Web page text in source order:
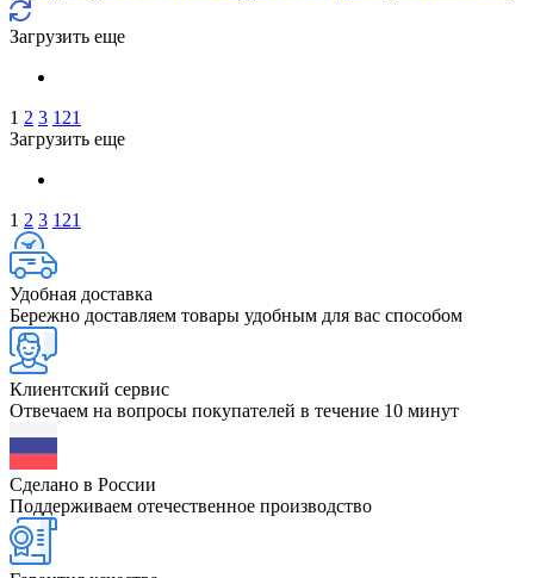
Загрузить еще
1 2 3 121
Загрузить еще
1 2 3 121
Удобная доставка
Бережно доставляем товары удобным для вас способом
Клиентский сервис
Отвечаем на вопросы покупателей в течение 10 минут
Сделано в России
Поддерживаем отечественное производство